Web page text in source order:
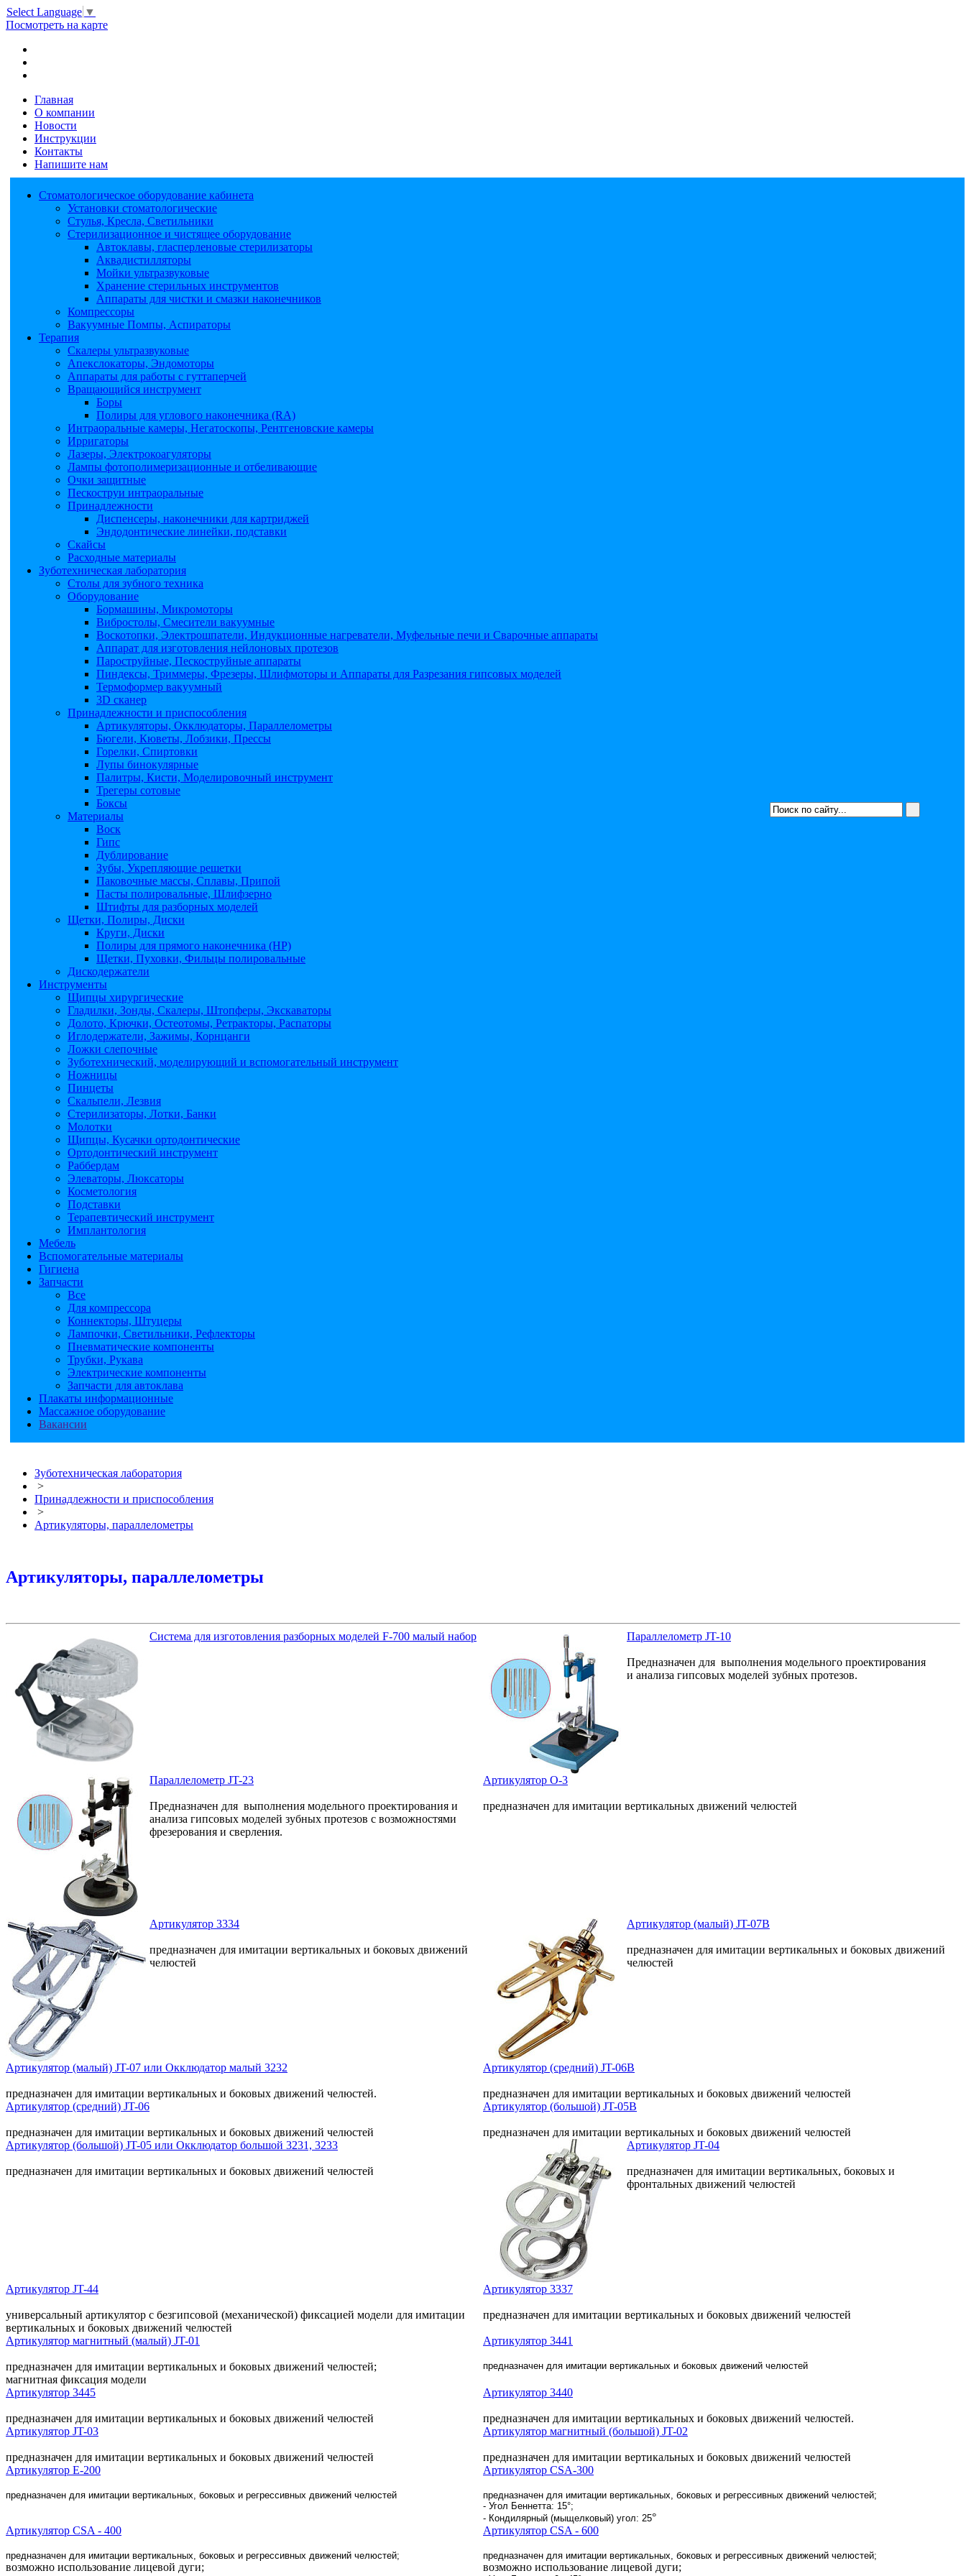
Select Language ▼
Посмотреть на карте
Главная
О компании
Новости
Инструкции
Контакты
Напишите нам
Стоматологическое оборудование кабинета
Установки стоматологические
Стулья, Кресла, Светильники
Стерилизационное и чистящее оборудование
Автоклавы, гласперленовые стерилизаторы
Аквадистилляторы
Мойки ультразвуковые
Хранение стерильных инструментов
Аппараты для чистки и смазки наконечников
Компрессоры
Вакуумные Помпы, Аспираторы
Терапия
Скалеры ультразвуковые
Апекслокаторы, Эндомоторы
Аппараты для работы с гуттаперчей
Вращающийся инструмент
Боры
Полиры для углового наконечника (RA)
Интраоральные камеры, Негатоскопы, Рентгеновские камеры
Ирригаторы
Лазеры, Электрокоагуляторы
Лампы фотополимеризационные и отбеливающие
Очки защитные
Пескоструи интраоральные
Принадлежности
Диспенсеры, наконечники для картриджей
Эндодонтические линейки, подставки
Скайсы
Расходные материалы
Зуботехническая лаборатория
Столы для зубного техника
Оборудование
Бормашины, Микромоторы
Вибростолы, Смесители вакуумные
Воскотопки, Электрошпатели, Индукционные нагреватели, Муфельные печи и Сварочные аппараты
Аппарат для изготовления нейлоновых протезов
Пароструйные, Пескоструйные аппараты
Пиндексы, Триммеры, Фрезеры, Шлифмоторы и Аппараты для Разрезания гипсовых моделей
Термоформер вакуумный
3D сканер
Принадлежности и приспособления
Артикуляторы, Окклюдаторы, Параллелометры
Бюгели, Кюветы, Лобзики, Прессы
Горелки, Спиртовки
Лупы бинокулярные
Палитры, Кисти, Моделировочный инструмент
Трегеры сотовые
Боксы
Материалы
Воск
Гипс
Дублирование
Зубы, Укрепляющие решетки
Паковочные массы, Сплавы, Припой
Пасты полировальные, Шлифзерно
Штифты для разборных моделей
Щетки, Полиры, Диски
Круги, Диски
Полиры для прямого наконечника (НР)
Щетки, Пуховки, Фильцы полировальные
Дискодержатели
Инструменты
Щипцы хирургические
Гладилки, Зонды, Скалеры, Штопферы, Экскаваторы
Долото, Крючки, Остеотомы, Ретракторы, Распаторы
Иглодержатели, Зажимы, Корнцанги
Ложки слепочные
Зуботехнический, моделирующий и вспомогательный инструмент
Ножницы
Пинцеты
Скальпели, Лезвия
Стерилизаторы, Лотки, Банки
Молотки
Щипцы, Кусачки ортодонтические
Ортодонтический инструмент
Раббердам
Элеваторы, Люксаторы
Косметология
Подставки
Терапевтический инструмент
Имплантология
Мебель
Вспомогательные материалы
Гигиена
Запчасти
Все
Для компрессора
Коннекторы, Штуцеры
Лампочки, Светильники, Рефлекторы
Пневматические компоненты
Трубки, Рукава
Электрические компоненты
Запчасти для автоклава
Плакаты информационные
Массажное оборудование
Вакансии
Зуботехническая лаборатория
>
Принадлежности и приспособления
>
Артикуляторы, параллелометры
Артикуляторы, параллелометры
Система для изготовления разборных моделей F-700 малый набор Параллелометр JT-10
Предназначен для выполнения модельного проектирования
и анализа гипсовых моделей зубных протезов.
Параллелометр JT-23
Предназначен для выполнения модельного проектирования и
анализа гипсовых моделей зубных протезов с возможностями
фрезерования и сверления.
Артикулятор О-3
предназначен для имитации вертикальных движений челюстей
Артикулятор 3334
предназначен для имитации вертикальных и боковых движений
челюстей
Артикулятор (малый) JT-07В
предназначен для имитации вертикальных и боковых движений
челюстей
Артикулятор (малый) JT-07 или Окклюдатор малый 3232
предназначен для имитации вертикальных и боковых движений челюстей.
Артикулятор (средний) JT-06В
предназначен для имитации вертикальных и боковых движений челюстей
Артикулятор (средний) JT-06
предназначен для имитации вертикальных и боковых движений челюстей
Артикулятор (большой) JT-05В
предназначен для имитации вертикальных и боковых движений челюстей
Артикулятор (большой) JT-05 или Окклюдатор большой 3231, 3233
предназначен для имитации вертикальных и боковых движений челюстей
Артикулятор JT-04
предназначен для имитации вертикальных, боковых и
фронтальных движений челюстей
Артикулятор JT-44
универсальный артикулятор с безгипсовой (механической) фиксацией модели для имитации
вертикальных и боковых движений челюстей
Артикулятор 3337
предназначен для имитации вертикальных и боковых движений челюстей
Артикулятор магнитный (малый) JT-01
предназначен для имитации вертикальных и боковых движений челюстей;
магнитная фиксация модели
Артикулятор 3441
предназначен для имитации вертикальных и боковых движений челюстей
Артикулятор 3445
предназначен для имитации вертикальных и боковых движений челюстей
Артикулятор 3440
предназначен для имитации вертикальных и боковых движений челюстей.
Артикулятор JT-03
предназначен для имитации вертикальных и боковых движений челюстей
Артикулятор магнитный (большой) JT-02
предназначен для имитации вертикальных и боковых движений челюстей
Артикулятор E-200
предназначен для имитации вертикальных, боковых и регрессивных движений челюстей
Артикулятор CSA-300
предназначен для имитации вертикальных, боковых и регрессивных движений челюстей;
- Угол Беннетта: 15°;
- Кондилярный (мыщелковый) угол: 25°
Артикулятор CSA - 400
предназначен для имитации вертикальных, боковых и регрессивных движений челюстей;
возможно использование лицевой дуги;
Артикулятор CSA - 600
предназначен для имитации вертикальных, боковых и регрессивных движений челюстей;
возможно использование лицевой дуги;